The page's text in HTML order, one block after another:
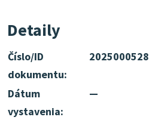
Detaily
Číslo/ID
dokumentu:
2025000528
Dátum
vystavenia:
—